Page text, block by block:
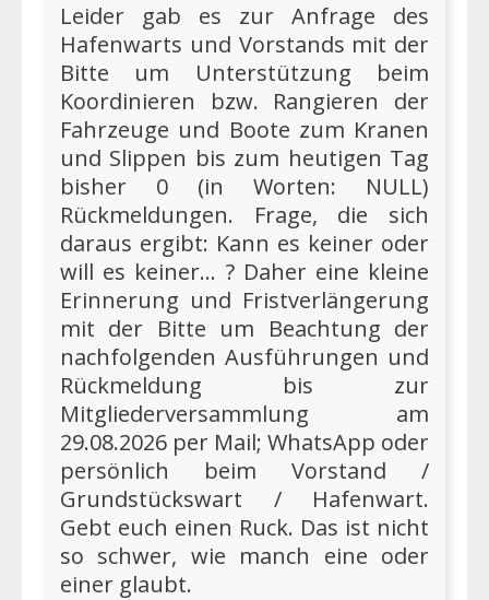
Leider gab es zur Anfrage des
Hafenwarts und Vorstands mit der
Bitte um Unterstützung beim
Koordinieren bzw. Rangieren der
Fahrzeuge und Boote zum Kranen
und Slippen bis zum heutigen Tag
bisher 0 (in Worten: NULL)
Rückmeldungen. Frage, die sich
daraus ergibt: Kann es keiner oder
will es keiner… ? Daher eine kleine
Erinnerung und Fristverlängerung
mit der Bitte um Beachtung der
nachfolgenden Ausführungen und
Rückmeldung bis zur
Mitgliederversammlung am
29.08.2026 per Mail; WhatsApp oder
persönlich beim Vorstand /
Grundstückswart / Hafenwart.
Gebt euch einen Ruck. Das ist nicht
so schwer, wie manch eine oder
einer glaubt.